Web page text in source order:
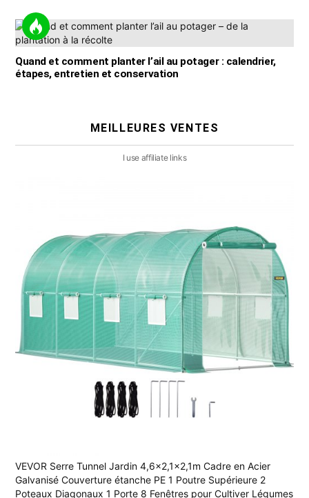
Quand et comment planter l’ail au potager : calendrier,
étapes, entretien et conservation
MEILLEURES VENTES
I use affiliate links
VEVOR Serre Tunnel Jardin 4,6x2,1x2,1m Cadre en Acier
Galvanisé Couverture étanche PE 1 Poutre Supérieure 2
Poteaux Diagonaux 1 Porte 8 Fenêtres pour Cultiver Légumes